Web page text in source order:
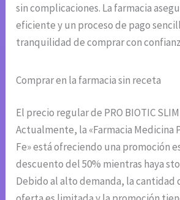
sin complicaciones. La farmacia
eficiente y un proceso de pago
tranquilidad de comprar con
Comprar en la farmacia sin receta
El precio regular de PRO BIOTIC
Actualmente, la «Farmacia Medicina
Fe» está ofreciendo una promoción
descuento del 50% mientras haya
Debido al alto demanda, la cantidad